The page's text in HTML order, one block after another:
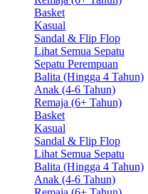
Basket
Kasual
Sandal & Flip Flop
Lihat Semua Sepatu
Sepatu Perempuan
Balita (Hingga 4 Tahun)
Anak (4-6 Tahun)
Remaja (6+ Tahun)
Basket
Kasual
Sandal & Flip Flop
Lihat Semua Sepatu
Balita (Hingga 4 Tahun)
Anak (4-6 Tahun)